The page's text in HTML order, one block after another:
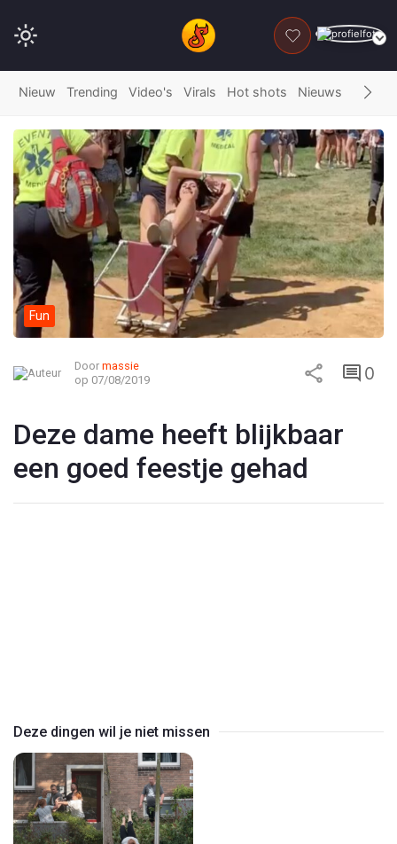
DONEER
Nieuw Trending Video's Virals Hot shots Nieuws Fails
Fun
Door massie
op 07/08/2019
0
Deze dame heeft blijkbaar
een goed feestje gehad
Deze dingen wil je niet missen